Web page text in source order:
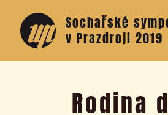
Sochařské
v Prazdroji 2019
Rodina